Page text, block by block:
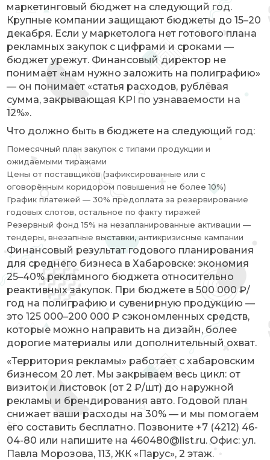
маркетинговый бюджет на следующий год.
Крупные компании защищают бюджеты до 15–20
декабря. Если у маркетолога нет готового плана
рекламных закупок с цифрами и сроками —
бюджет урежут. Финансовый директор не
понимает «нам нужно заложить на полиграфию»
— он понимает «статья расходов, рублёвая
сумма, закрывающая KPI по узнаваемости на
12%».
Что должно быть в бюджете на следующий год:
Помесячный план закупок с типами продукции и
ожидаемыми тиражами
Цены от поставщиков (зафиксированные или с
оговорённым коридором повышения не более 10%)
График платежей — 30% предоплата за резервирование
годовых слотов, остальное по факту тиражей
Резервный фонд 15% на незапланированные активации —
тендеры, внезапные выставки, антикризисные кампании
Финансовый результат годового планирования
для среднего бизнеса в Хабаровске: экономия
25–40% рекламного бюджета относительно
реактивных закупок. При бюджете в 500 000 ₽/
год на полиграфию и сувенирную продукцию —
это 125 000–200 000 ₽ сэкономленных средств,
которые можно направить на дизайн, более
дорогие материалы или дополнительный охват.
«Территория рекламы» работает с хабаровским
бизнесом 20 лет. Мы закрываем весь цикл: от
визиток и листовок (от 2 ₽/шт) до наружной
рекламы и брендирования авто. Годовой план
снижает ваши расходы на 30% — и мы помогаем
его составить бесплатно. Позвоните +7 (4212) 46-
04-80 или напишите на 460480@list.ru. Офис: ул.
Павла Морозова, 113, ЖК «Парус», 2 этаж.